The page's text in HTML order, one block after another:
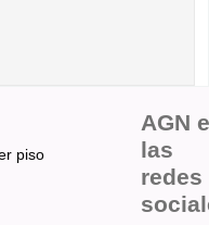
piso
AGN
las
redes